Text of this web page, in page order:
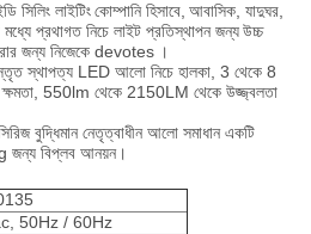
সিলিং লাইটিংকোম্পানি হিসাবে, আবাসিক, যাদুঘর,
প্রথাগত নিচে লাইট প্রতিস্থাপন জন্যউচ্চ
জন্য নিজেকে devotes ।
স্থাপত্য LED আলো নিচে হালকা, 3 থেকে 8
550lm থেকে 2150LM থেকে উজ্জ্বলতা
বুদ্ধিমান নেতৃত্বাধীন আলো সমাধান একটি
জন্য বিপ্লব আনয়ন।
50Hz / 60Hz